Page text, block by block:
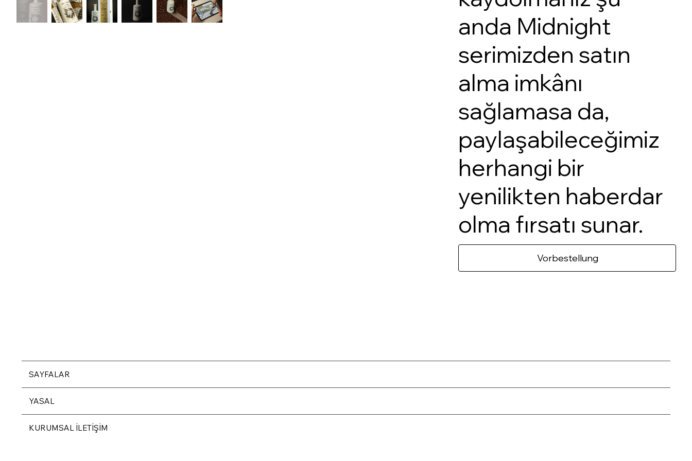
anda Midnight
serimizden satın
alma imkânı
sağlamasa da,
paylaşabileceğimiz
herhangi bir
yenilikten haberdar
olma fırsatı sunar.
Vorbestellung
SAYFALAR
YASAL
KURUMSAL İLETİŞİM